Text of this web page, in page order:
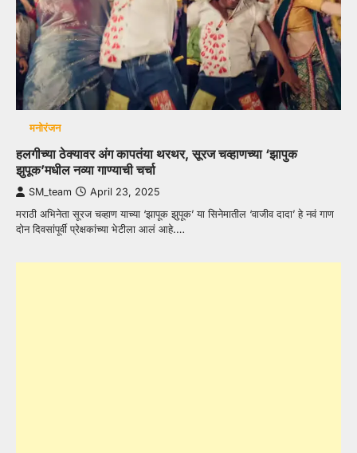
मनोरंजन
हलगीच्या ठेक्यावर अंग कापतंया थरथर, सूरज चव्हाणच्या ‘झापुक
झुपूक’मधील नव्या गाण्याची चर्चा
SM_team April 23, 2025
मराठी अभिनेता सूरज चव्हाण याच्या ‘झापूक झुपूक’ या सिनेमातील ‘वाजीव दादा’ हे नवं गाण
दोन दिवसांपूर्वी प्रेक्षकांच्या भेटीला आलं आहे.…